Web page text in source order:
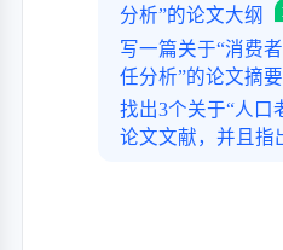
分析”的论文大纲
写一篇关于“消费
任分析”的论文摘要
找出3个关于“人口
论文文献，并且指